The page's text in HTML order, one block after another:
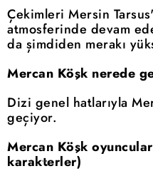
Çekimleri Mersin
atmosferinde devam
da şimdiden merakı
Mercan Köşk nerede
Dizi genel hatlarıyla
geçiyor.
Mercan Köşk
karakterler)